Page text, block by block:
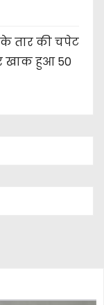
के तार की चपेट
खाक हुआ 50